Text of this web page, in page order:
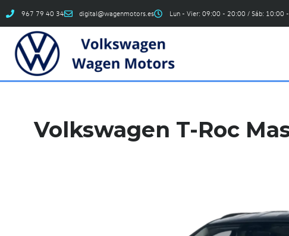
967 79 40 34 digital@wagenmotors.es Lun - Vier: 09:00 - 20:00 / Sáb: 10:00
Volkswagen T-Roc Mas